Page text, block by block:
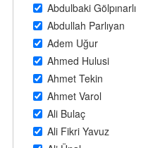
Abdulbaki Gölpınarlı
Abdullah Parlıyan
Adem Uğur
Ahmed Hulusi
Ahmet Tekin
Ahmet Varol
Ali Bulaç
Ali Fikri Yavuz